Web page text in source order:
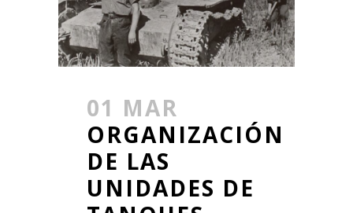
01 MAR
ORGANIZACIÓN
DE LAS
UNIDADES DE